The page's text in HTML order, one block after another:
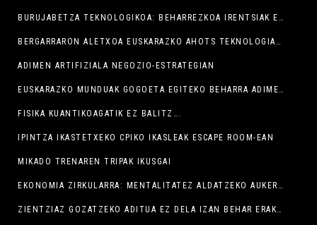
BURUJABETZA TEKNOLOGIKOA: BEHARREZKOA IRENTSIAK EZ IZATEKO
BERGARRARON ALETXOA EUSKARAZKO AHOTS TEKNOLOGIAK GARATZEKO BIDEAN
ADIMEN ARTIFIZIALA NEGOZIO-ESTRATEGIAN
EUSKARAZKO MUNDUAK GOGOETA EGITEKO BEHARRA ADIMEN ARTIFIZIALAREN GARAIAN
FISIKA KUANTIKOAGATIK EZ BALITZ….
IPINTZA IKASTETXEKO CPIKO IKASLEAK ESCAPE ROOM-EAN
MIKADO TRENAREN TRIPAK IKUSGAI
EKONOMIA ZIRKULARRA: MENTALITATEZ ALDATZEKO AUKERA ETA BEHARRA
ZIENTZIAZ GOZATZEKO ADITUA EZ DELA IZAN BEHAR ERAKUTSI DU RICARDO HUESO ASTROFISIKARIAK